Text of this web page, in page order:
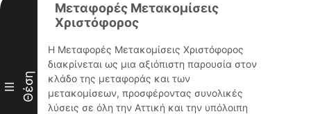
III Θέση
Μεταφορές Μετακομίσεις
Χριστόφορος
Η Μεταφορές Μετακομίσεις Χριστόφορος
διακρίνεται ως μια αξιόπιστη παρουσία στον
κλάδο της μεταφοράς και των
μετακομίσεων, προσφέροντας συνολικές
λύσεις σε όλη την Αττική και την υπόλοιπη